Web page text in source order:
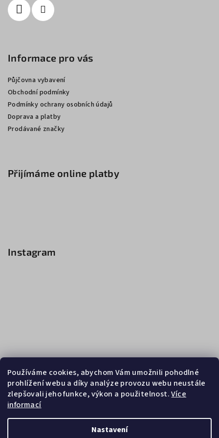
Používáme cookies, abychom Vám umožnili pohodlné
prohlížení webu a díky analýze provozu webu neustále
zlepšovali jeho funkce, výkon a použitelnost.Více
informací
Nastavení
Informace pro vás
Půjčovna vybavení
Obchodní podmínky
Podmínky ochrany osobních údajů
Doprava a platby
Prodávané značky
Přijímáme online platby
Instagram
Sledovat na Instagramu